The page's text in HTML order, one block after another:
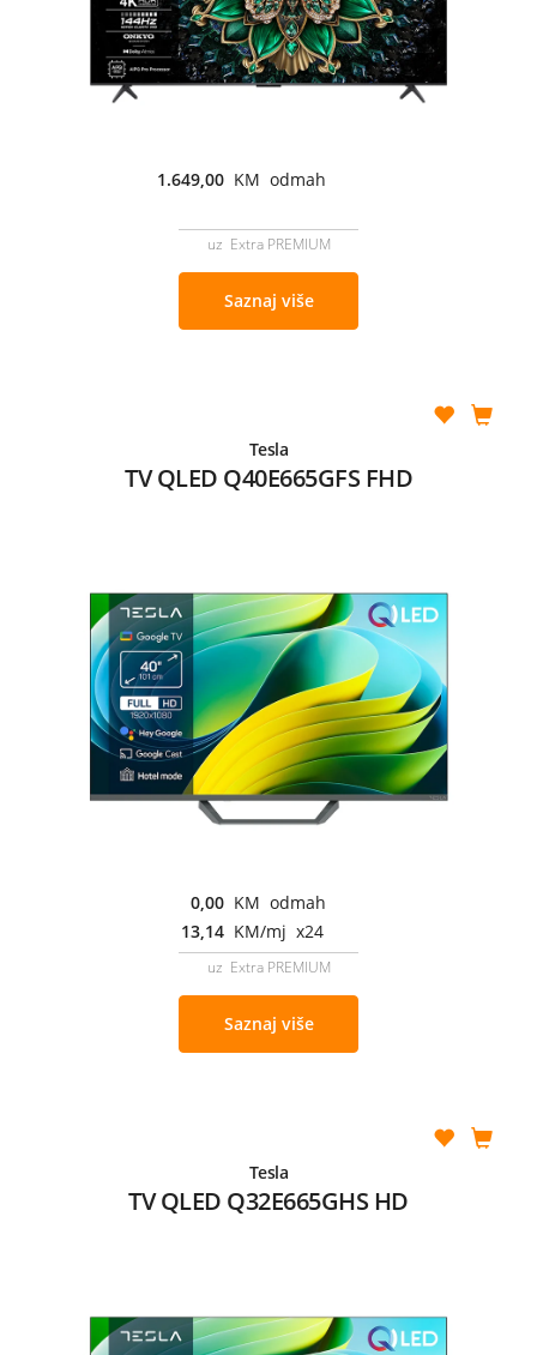
1.649,00 KM odmah
uz Extra PREMIUM
Saznaj više
Tesla
TV QLED Q40E665GFS FHD
0,00 KM odmah
13,14 KM/mj x24
uz Extra PREMIUM
Saznaj više
Tesla
TV QLED Q32E665GHS HD